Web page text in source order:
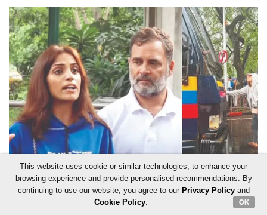
This website uses cookie or similar technologies, to enhance your
browsing experience and provide personalised recommendations. By
continuing to use our website, you agree to our Privacy Policyand
Cookie Policy. OK